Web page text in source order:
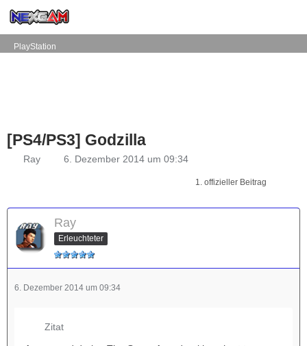
PlayStation
[PS4/PS3] Godzilla
Ray 6. Dezember 2014 um 09:34
1. offizieller Beitrag
Ray
Erleuchteter
6. Dezember 2014 um 09:34
Zitat